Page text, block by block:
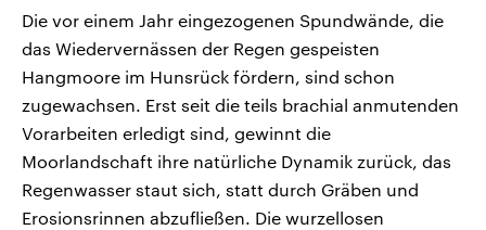
Die vor einem Jahr eingezogenen Spundwände, die
das Wiedervernässen der Regen gespeisten
Hangmoore im Hunsrück fördern, sind schon
zugewachsen. Erst seit die teils brachial anmutenden
Vorarbeiten erledigt sind, gewinnt die
Moorlandschaft ihre natürliche Dynamik zurück, das
Regenwasser staut sich, statt durch Gräben und
Erosionsrinnen abzufließen. Die wurzellosen